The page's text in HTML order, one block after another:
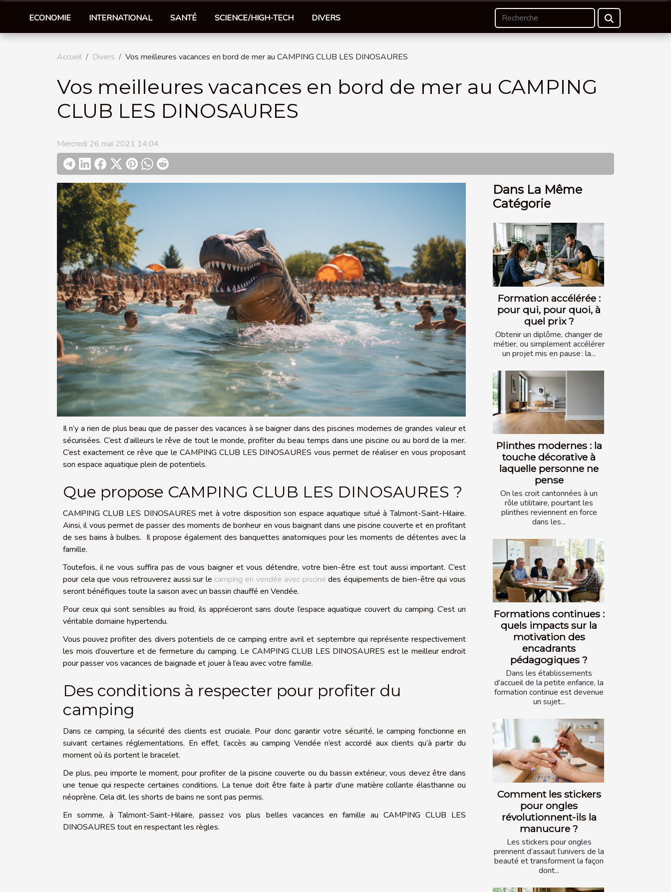
ECONOMIE INTERNATIONAL SANTÉ SCIENCE/HIGH-TECH DIVERS
Accueil Divers Vos meilleures vacances en bord de mer au CAMPING CLUB LES DINOSAURES
Vos meilleures vacances en bord de mer au CAMPING
CLUB LES DINOSAURES
Mercredi 26 mai 2021 14:04
Il n’y a rien de plus beau que de passer des vacances à se baigner dans des piscines modernes de grandes valeur et
sécurisées. C’est d’ailleurs le rêve de tout le monde, profiter du beau temps dans une piscine ou au bord de la mer.
C’est exactement ce rêve que le CAMPING CLUB LES DINOSAURES vous permet de réaliser en vous proposant
son espace aquatique plein de potentiels.
Que propose CAMPING CLUB LES DINOSAURES ?
CAMPING CLUB LES DINOSAURES met à votre disposition son espace aquatique situé à Talmont-Saint-Hilaire.
Ainsi, il vous permet de passer des moments de bonheur en vous baignant dans une piscine couverte et en profitant
de ses bains à bulbes. Il propose également des banquettes anatomiques pour les moments de détentes avec la
famille.
Toutefois, il ne vous suffira pas de vous baigner et vous détendre, votre bien-être est tout aussi important. C’est
pour cela que vous retrouverez aussi sur le camping en vendée avec piscine des équipements de bien-être qui vous
seront bénéfiques toute la saison avec un bassin chauffé en Vendée.
Pour ceux qui sont sensibles au froid, ils apprécieront sans doute l’espace aquatique couvert du camping. C’est un
véritable domaine hypertendu.
Vous pouvez profiter des divers potentiels de ce camping entre avril et septembre qui représente respectivement
les mois d’ouverture et de fermeture du camping. Le CAMPING CLUB LES DINOSAURES est le meilleur endroit
pour passer vos vacances de baignade et jouer à l’eau avec votre famille.
Des conditions à respecter pour profiter du
camping
Dans ce camping, la sécurité des clients est cruciale. Pour donc garantir votre sécurité, le camping fonctionne en
suivant certaines réglementations. En effet, l’accès au camping Vendée n’est accordé aux clients qu’à partir du
moment où ils portent le bracelet.
De plus, peu importe le moment, pour profiter de la piscine couverte ou du bassin extérieur, vous devez être dans
une tenue qui respecte certaines conditions. La tenue doit être faite à partir d’une matière collante élasthanne ou
néoprène. Cela dit, les shorts de bains ne sont pas permis.
En somme, à Talmont-Saint-Hilaire, passez vos plus belles vacances en famille au CAMPING CLUB LES
DINOSAURES tout en respectant les règles.
Dans La Même
Catégorie
Formation accélérée :
pour qui, pour quoi, à
quel prix ?
Obtenir un diplôme, changer de
métier, ou simplement accélérer
un projet mis en pause : la...
Plinthes modernes : la
touche décorative à
laquelle personne ne
pense
On les croit cantonnées à un
rôle utilitaire, pourtant les
plinthes reviennent en force
dans les...
Formations continues :
quels impacts sur la
motivation des
encadrants
pédagogiques ?
Dans les établissements
d’accueil de la petite enfance, la
formation continue est devenue
un sujet...
Comment les stickers
pour ongles
révolutionnent-ils la
manucure ?
Les stickers pour ongles
prennent d’assaut l’univers de la
beauté et transforment la façon
dont...